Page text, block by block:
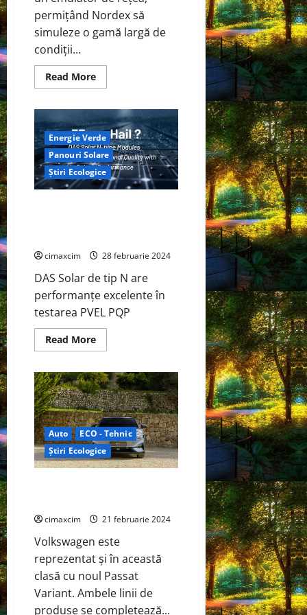
permițând Nordex să
simuleze o gamă largă de
condiții...
Read MoreRead
more
Group,
un
producător
de
top
de
turbine
eoliene,
avansează
nou
banc
testare
hardware-
in-
the-
loop
(PHIL)
Energie Verde
Panouri Solare
Știri Ecologice
cimaxcim 28 februarie 2024
DAS Solar de tip N are
performanțe excelente în
testarea PVEL PQP
Read MoreRead
more
DAS
Solar
de
tip
N
are
performanțe
excelente
în
testarea
Auto
ECO - Tehnic
Știri Ecologice
cimaxcim 21 februarie 2024
Volkswagen este
reprezentat și în această
clasă cu noul Passat
Variant. Ambele linii de
produse se completează...